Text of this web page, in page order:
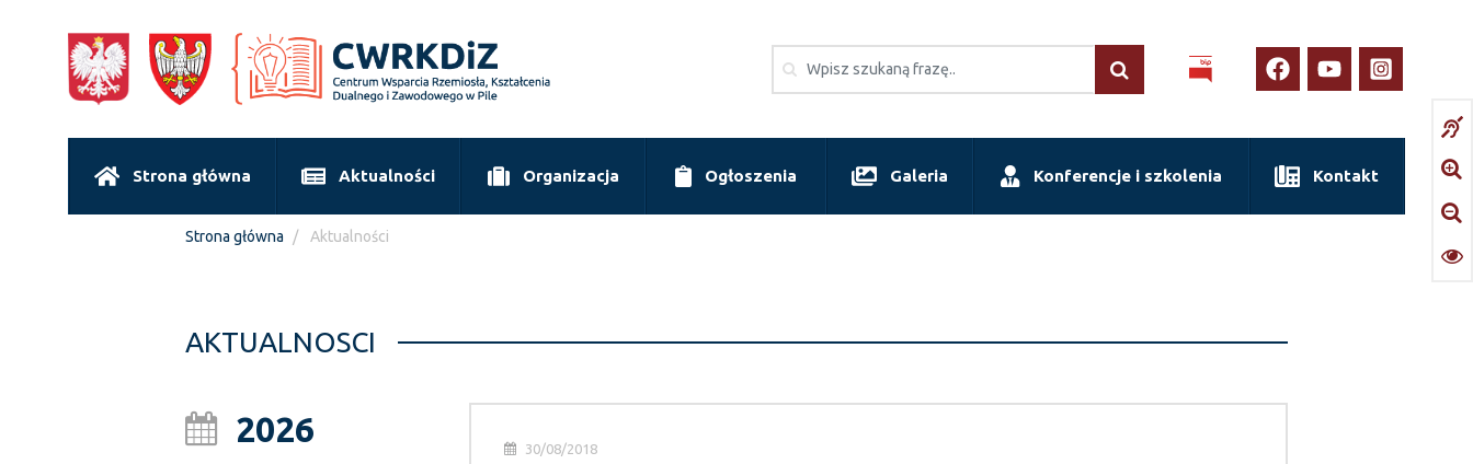
Strona główna Aktualności Organizacja Ogłoszenia Galeria Konferencje i szkolenia Kontakt
Strona główna Aktualności
AKTUALNOSCI
2026 30/08/2018